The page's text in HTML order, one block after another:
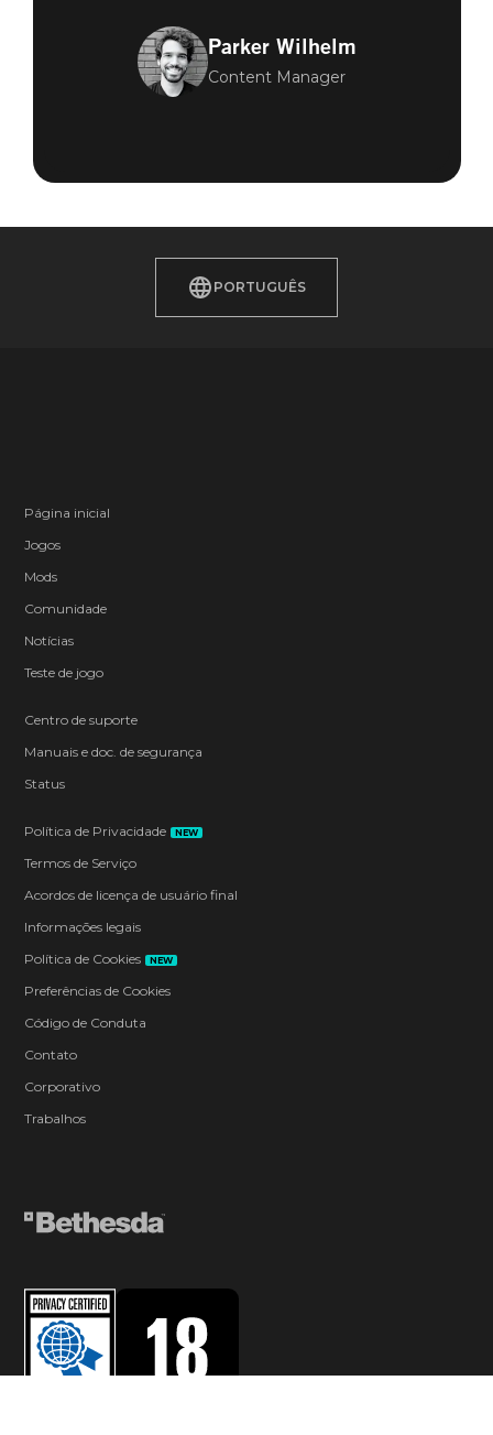
Parker Wilhelm
Content Manager
PORTUGUÊS
Página inicial
Jogos
Mods
Comunidade
Notícias
Teste de jogo
Centro de suporte
Manuais e doc. de segurança
Status
Política de Privacidade NEW
Termos de Serviço
Acordos de licença de usuário final
Informações legais
Política de Cookies
NEW
Preferências de Cookies
Código de Conduta
Contato
Corporativo
Trabalhos